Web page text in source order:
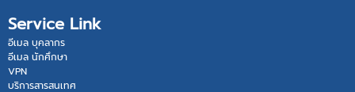
Service Link
อีเมล บุคลากร
อีเมล นักศึกษา
VPN
บริการสารสนเทศ